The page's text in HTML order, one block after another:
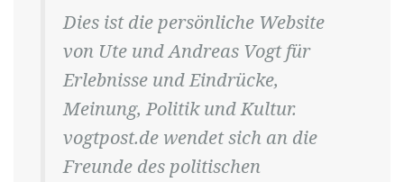
Dies ist die persönliche Website
von Ute und Andreas Vogt für
Erlebnisse und Eindrücke,
Meinung, Politik und Kultur.
vogtpost.de wendet sich an die
Freunde des politischen